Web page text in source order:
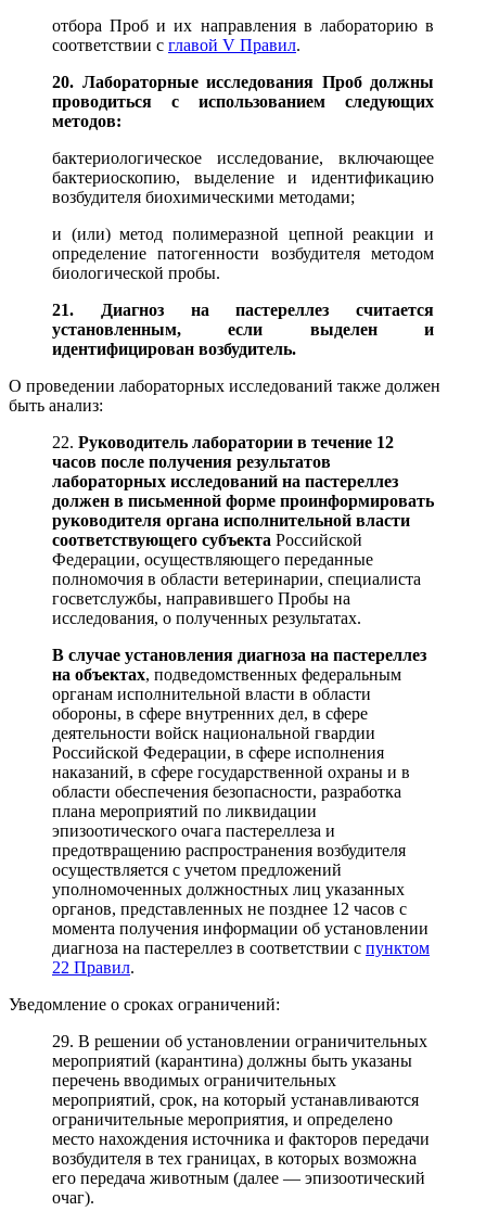
отбора Проб и их направления в лабораторию в
соответствии с главой V Правил.
20. Лабораторные исследования Проб должны
проводиться с использованием следующих
методов:
бактериологическое исследование, включающее
бактериоскопию, выделение и идентификацию
возбудителя биохимическими методами;
и (или) метод полимеразной цепной реакции и
определение патогенности возбудителя методом
биологической пробы.
21. Диагноз на пастереллез считается
установленным, если выделен и
идентифицирован возбудитель.
О проведении лабораторных исследований также должен
быть анализ:
22. Руководитель лаборатории в течение 12
часов после получения результатов
лабораторных исследований на пастереллез
должен в письменной форме проинформировать
руководителя органа исполнительной власти
соответствующего субъекта Российской
Федерации, осуществляющего переданные
полномочия в области ветеринарии, специалиста
госветслужбы, направившего Пробы на
исследования, о полученных результатах.
В случае установления диагноза на пастереллез
на объектах, подведомственных федеральным
органам исполнительной власти в области
обороны, в сфере внутренних дел, в сфере
деятельности войск национальной гвардии
Российской Федерации, в сфере исполнения
наказаний, в сфере государственной охраны и в
области обеспечения безопасности, разработка
плана мероприятий по ликвидации
эпизоотического очага пастереллеза и
предотвращению распространения возбудителя
осуществляется с учетом предложений
уполномоченных должностных лиц указанных
органов, представленных не позднее 12 часов с
момента получения информации об установлении
диагноза на пастереллез в соответствии с пунктом
22 Правил.
Уведомление о сроках ограничений:
29. В решении об установлении ограничительных
мероприятий (карантина) должны быть указаны
перечень вводимых ограничительных
мероприятий, срок, на который устанавливаются
ограничительные мероприятия, и определено
место нахождения источника и факторов передачи
возбудителя в тех границах, в которых возможна
его передача животным (далее — эпизоотический
очаг).